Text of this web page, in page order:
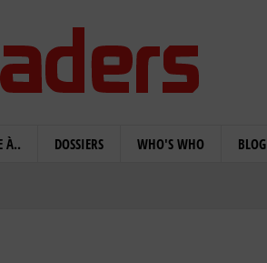
À.. DOSSIERS WHO'S WHO BLOG